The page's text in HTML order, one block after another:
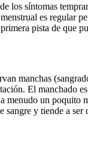
los síntomas
es regular
pista de que
manchas
El manchado
menudo un poquito
sangre y tiende a